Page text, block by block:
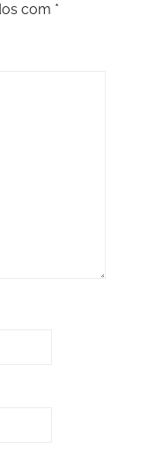
com *